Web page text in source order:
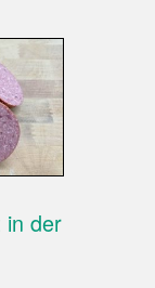
in der